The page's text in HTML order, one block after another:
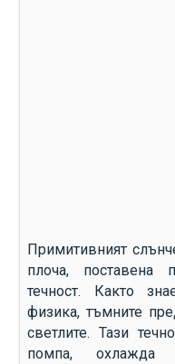
Примитивният
плоча, поставена
течност. Както
физика, тъмните
светлите. Тази
помпа,